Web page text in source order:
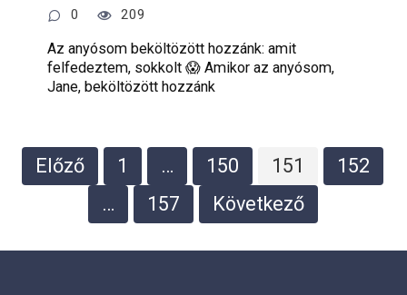
0 209
Az anyósom beköltözött hozzánk: amit
felfedeztem, sokkolt 😱 Amikor az anyósom,
Jane, beköltözött hozzánk
Bejegyzések
lapozása
Előző 1 … 150 151
152
…
157 Következő